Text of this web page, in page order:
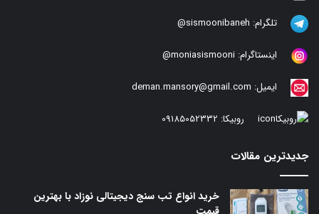
تلگرام: sismoonibaneh@
اینستاگرام: moniasismooni@
ایمیل: deman.mansory@gmail.com
روبیکا: 09185052332
جدیدترین مقالات
خرید انواع تب سنج دیجیتالی نوزاد با بهترین